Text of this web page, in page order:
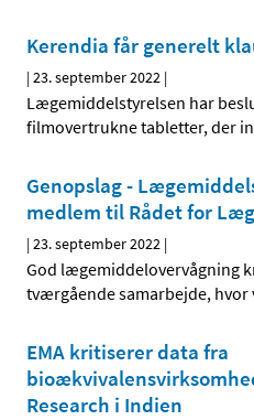
Kerendia får generelt
|23. september 2022 |
Lægemiddelstyrelsen har
filmovertrukne tabletter, der
Genopslag -
medlem til Rådet for
|23. september 2022 |
God lægemiddelovervågning
tværgående samarbejde, hvor
EMA kritiserer data fra
Research i Indien